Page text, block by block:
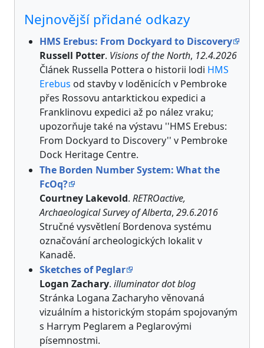
Nejnovější přidané odkazy
HMS Erebus: From Dockyard to Discovery
Russell Potter. Visions of the North, 12.4.2026
Článek Russella Pottera o historii lodi HMS
Erebus od stavby v loděnicích v Pembroke
přes Rossovu antarktickou expedici a
Franklinovu expedici až po nález vraku;
upozorňuje také na výstavu ''HMS Erebus:
From Dockyard to Discovery'' v Pembroke
Dock Heritage Centre.
The Borden Number System: What the
FcOq?
Courtney Lakevold. RETROactive,
Archaeological Survey of Alberta, 29.6.2016
Stručné vysvětlení Bordenova systému
označování archeologických lokalit v
Kanadě.
Sketches of Peglar
Logan Zachary. illuminator dot blog
Stránka Logana Zacharyho věnovaná
vizuálním a historickým stopám spojovaným
s Harrym Peglarem a Peglarovými
písemnostmi.